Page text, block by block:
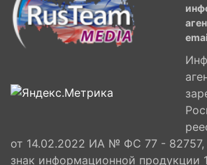
от 14.02.2022 ИА № ФС 77 - 82757,
знак информационной продукции